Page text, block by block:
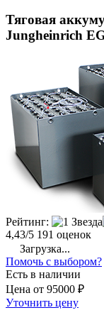
Тяговая
Jungheinrich
Рейтинг:
4,43/5 191 оценок
Загрузка...
Помочь с выбором?
Есть в наличии
Цена от 95000 ₽
Уточнить цену